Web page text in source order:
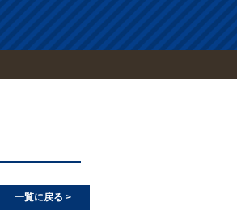
一覧に戻る >